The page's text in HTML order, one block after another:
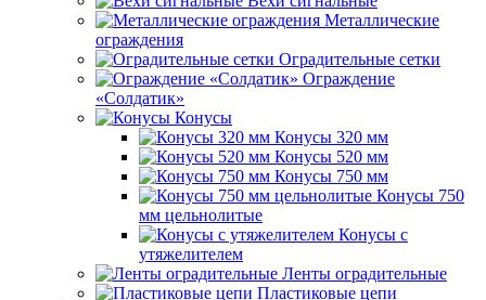
Металлические
ограждения
Оградительные сетки
Ограждение
«Солдатик»
Конусы
Конусы 320 мм
Конусы 520 мм
Конусы 750 мм
Конусы 750
мм цельнолитые
Конусы с
утяжелителем
Ленты оградительные
Пластиковые цепи